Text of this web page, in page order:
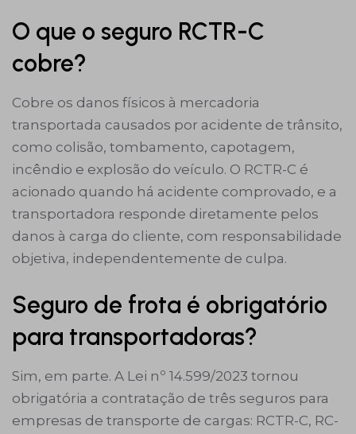
O que o seguro RCTR-C
cobre?
Cobre os danos físicos à mercadoria
transportada causados por acidente de trânsito,
como colisão, tombamento, capotagem,
incêndio e explosão do veículo. O RCTR-C é
acionado quando há acidente comprovado, e a
transportadora responde diretamente pelos
danos à carga do cliente, com responsabilidade
objetiva, independentemente de culpa.
Seguro de frota é obrigatório
para transportadoras?
Sim, em parte. A Lei nº 14.599/2023 tornou
obrigatória a contratação de três seguros para
empresas de transporte de cargas: RCTR-C, RC-